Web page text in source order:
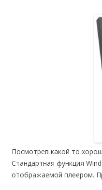
Посмотрев какой то
Стандартная функция
отображаемой плеером.